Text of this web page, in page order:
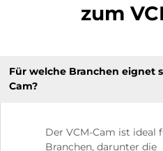
zum
Für welche Branchen eignet
Cam?
Der VCM-Cam ist ideal
Branchen, darunter die